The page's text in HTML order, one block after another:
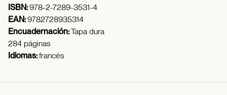
ISBN:978-2-7289-3531-4
EAN:9782728935314
Encuadernación:Tapa dura
284 páginas
Idiomas:francés